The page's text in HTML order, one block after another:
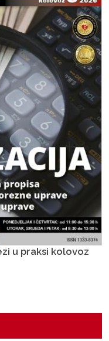
u praksi kolovoz